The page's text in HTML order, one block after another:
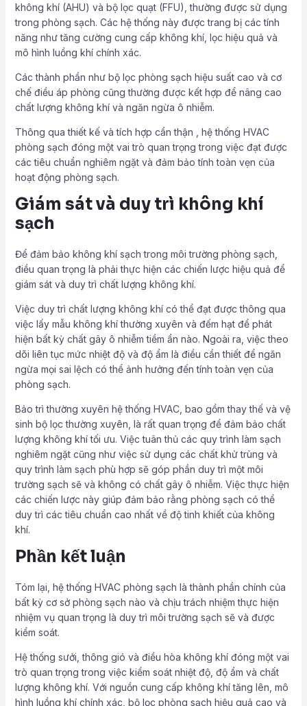
không khí (AHU) và bộ lọc quạt (FFU), thường được sử dụng
trong phòng sạch. Các hệ thống này được trang bị các tính
năng như tăng cường cung cấp không khí, lọc hiệu quả và
mô hình luồng khí chính xác.
Các thành phần như bộ lọc phòng sạch hiệu suất cao và cơ
chế điều áp phòng cũng thường được kết hợp để nâng cao
chất lượng không khí và ngăn ngừa ô nhiễm.
Thông qua thiết kế và tích hợp cẩn thận , hệ thống HVAC
phòng sạch đóng một vai trò quan trọng trong việc đạt được
các tiêu chuẩn nghiêm ngặt và đảm bảo tính toàn vẹn của
hoạt động phòng sạch.
Giám sát và duy trì không khí
sạch
Để đảm bảo không khí sạch trong môi trường phòng sạch,
điều quan trọng là phải thực hiện các chiến lược hiệu quả để
giám sát và duy trì chất lượng không khí.
Việc duy trì chất lượng không khí có thể đạt được thông qua
việc lấy mẫu không khí thường xuyên và đếm hạt để phát
hiện bất kỳ chất gây ô nhiễm tiềm ẩn nào. Ngoài ra, việc theo
dõi liên tục mức nhiệt độ và độ ẩm là điều cần thiết để ngăn
ngừa mọi sai lệch có thể ảnh hưởng đến tính toàn vẹn của
phòng sạch.
Bảo trì thường xuyên hệ thống HVAC, bao gồm thay thế và vệ
sinh bộ lọc thường xuyên, là rất quan trọng để đảm bảo chất
lượng không khí tối ưu. Việc tuân thủ các quy trình làm sạch
nghiêm ngặt cũng như việc sử dụng các chất khử trùng và
quy trình làm sạch phù hợp sẽ góp phần duy trì một môi
trường sạch sẽ và không có chất gây ô nhiễm. Việc thực hiện
các chiến lược này giúp đảm bảo rằng phòng sạch có thể
duy trì các tiêu chuẩn cao nhất về độ tinh khiết của không
khí.
Phần kết luận
Tóm lại, hệ thống HVAC phòng sạch là thành phần chính của
bất kỳ cơ sở phòng sạch nào và chịu trách nhiệm thực hiện
nhiệm vụ quan trọng là duy trì môi trường sạch sẽ và được
kiểm soát.
Hệ thống sưởi, thông gió và điều hòa không khí đóng một vai
trò quan trọng trong việc kiểm soát nhiệt độ, độ ẩm và chất
lượng không khí. Với nguồn cung cấp không khí tăng lên, mô
hình luồng khí chính xác, bộ lọc phòng sạch hiệu quả cao và